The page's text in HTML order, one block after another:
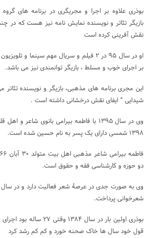
بوذری علاوه بر اجرا و مجریگری در برنامه های گروه
بازیگر تئاتر و نویسنده نمایش نامه نیز هست که در
نقش آفرینی کرده است‌
او در سال ۹۵ در ۲ فیلم و سریال مهم سینما
بر اجرای خوب و مسلط ، بازیگر توانمندی نیز می باشد.
این مجری برنامه های مذهبی، بازیگر و نویسنده
شیدایی ” ایفای نقش درخشانی داشته است .
۱۳۹۸ شمسی دارای یک پسر به نام حسین شده است.
دو حوزه و کارشناسی فقه و حقوق است.
شعرخوانی پرداخت.
بوذری اولین بار در سال
قول خود سال ها خاک صحنه خورد و کم کم رشد کرد